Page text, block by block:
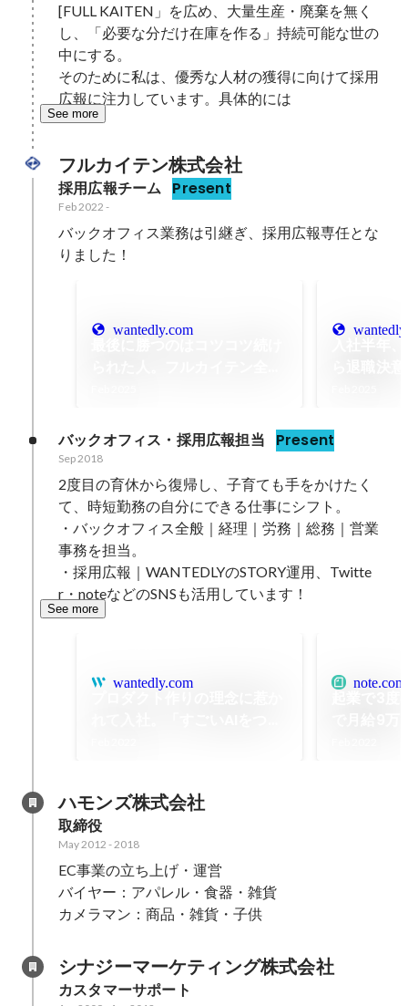
[FULL KAITEN」を広め、大量生産・廃棄を無く
し、「必要な分だけ在庫を作る」持続可能な世の
中にする。
そのために私は、優秀な人材の獲得に向けて採用
広報に注力しています。具体的には
See more
フルカイテン株式会社
採用広報チーム Present
Feb 2022 -
バックオフィス業務は引継ぎ、採用広報専任とな
りました！
wantedly.com
力
バックオフィス・採用広報担当 Present
Sep 2018
2度目の育休から復帰し、子育ても手をかけたく
て、時短勤務の自分にできる仕事にシフト。
・バックオフィス全般｜経理｜労務｜総務｜営業
事務を担当。
・採用広報｜WANTEDLYのSTORY運用、Twitte
r・noteなどのSNSも活用しています！
See more
wantedly.com note.com
ハモンズ株式会社
取締役
May 2012 - 2018
EC事業の立ち上げ・運営
バイヤー：アパレル・食器・雑貨
カメラマン：商品・雑貨・子供
シナジーマーケティング株式会社
カスタマーサポート